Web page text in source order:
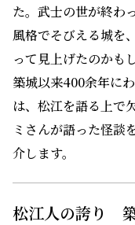
た。武士の世が終わ
風格でそびえる城を
って見上げたのかも
築城以来400余年に
は、松江を語る上で
ミさんが語った怪談
介します。
松江人の誇り